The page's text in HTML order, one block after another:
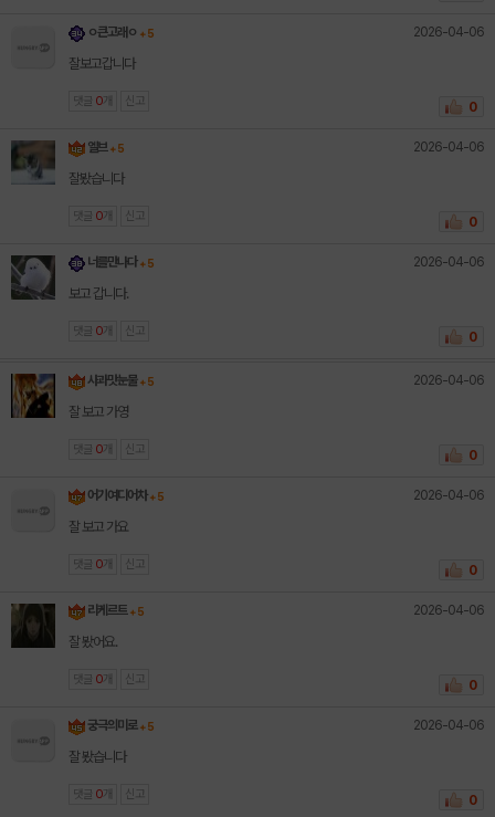
ㅇ큰고래ㅇ + 5 2026-04-06
잘보고갑니다
댓글 0 개 신고 0
엘브 + 5 2026-04-06
잘봤습니다
댓글 0 개 신고 0
너를만나다 + 5 2026-04-06
보고 갑니다.
댓글 0 개 신고 0
사과맛눈물 + 5 2026-04-06
잘 보고 가영
댓글 0 개 신고 0
어기여디어차 + 5 2026-04-06
잘 보고 가요
댓글 0 개 신고 0
리케르트 + 5 2026-04-06
잘 봤어요.
댓글 0 개 신고 0
궁극의미로 + 5 2026-04-06
잘 봤습니다
댓글 0 개 신고 0